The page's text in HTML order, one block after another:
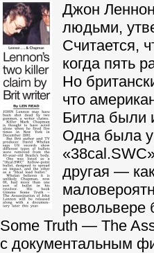
Джон
людьми,
Считается,
когда пять
Но
что
Битла были
Одна была
другая —
револьвере
Some Truth — The
с документальным